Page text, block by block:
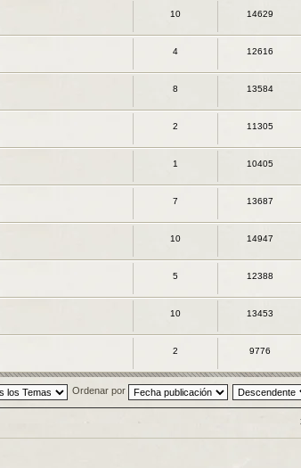
10 14629
4 12616
8 13584
2 11305
1 10405
7 13687
10 14947
5 12388
10 13453
2 9776
Ordenar por